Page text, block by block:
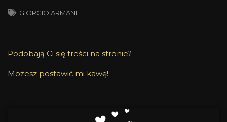
GIORGIO ARMANI
Podobają Ci się treści na stronie?
Możesz postawić mi kawę!